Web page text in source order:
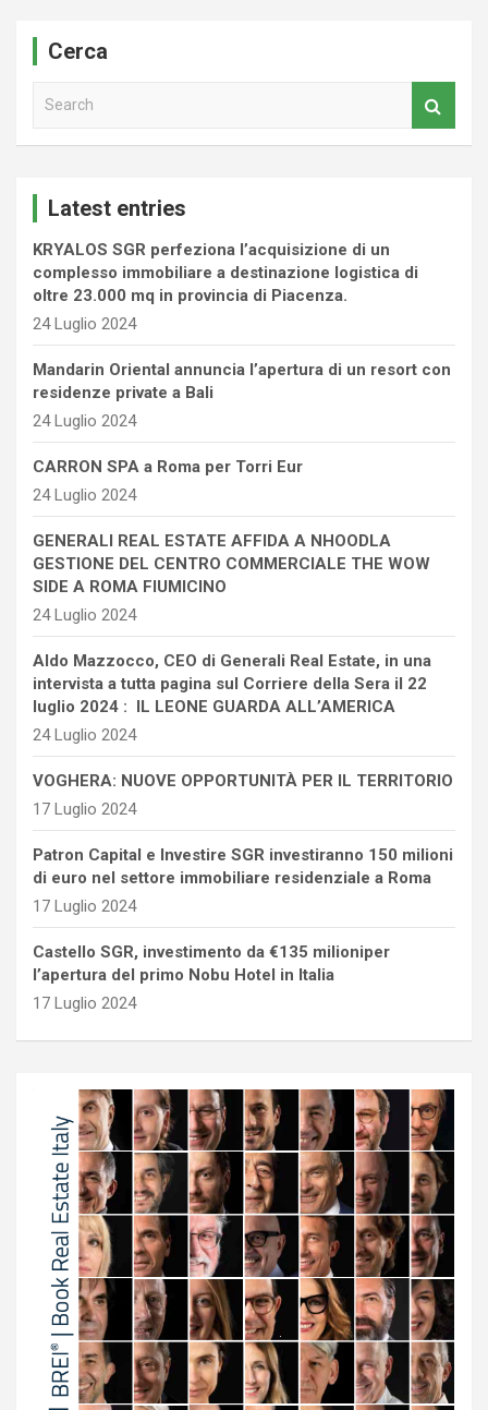
Cerca
Latest entries
KRYALOS SGR perfeziona l’acquisizione di un
complesso immobiliare a destinazione logistica di
oltre 23.000 mq in provincia di Piacenza.
24 Luglio 2024
Mandarin Oriental annuncia l’apertura di un resort con
residenze private a Bali
24 Luglio 2024
CARRON SPA a Roma per Torri Eur
24 Luglio 2024
GENERALI REAL ESTATE AFFIDA A NHOODLA
GESTIONE DEL CENTRO COMMERCIALE THE WOW
SIDE A ROMA FIUMICINO
24 Luglio 2024
Aldo Mazzocco, CEO di Generali Real Estate, in una
intervista a tutta pagina sul Corriere della Sera il 22
luglio 2024 : IL LEONE GUARDA ALL’AMERICA
24 Luglio 2024
VOGHERA: NUOVE OPPORTUNITÀ PER IL TERRITORIO
17 Luglio 2024
Patron Capital e Investire SGR investiranno 150 milioni
di euro nel settore immobiliare residenziale a Roma
17 Luglio 2024
Castello SGR, investimento da €135 milioniper
l’apertura del primo Nobu Hotel in Italia
17 Luglio 2024